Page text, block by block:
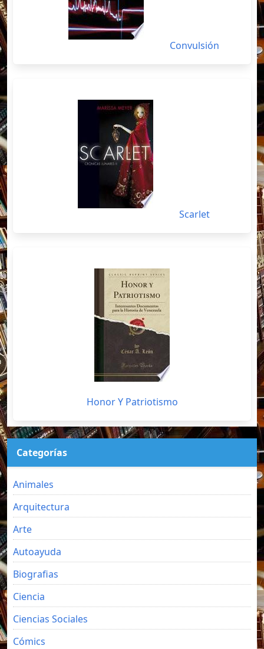
Convulsión
Scarlet
Honor Y Patriotismo
Categorías
Animales
Arquitectura
Arte
Autoayuda
Biografias
Ciencia
Ciencias Sociales
Cómics